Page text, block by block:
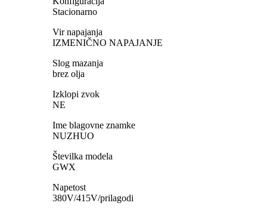
Stacionarno
Vir napajanja
IZMENIČNO NAPAJANJE
Slog mazanja
brez olja
Izklopi zvok
NE
Ime blagovne znamke
NUZHUO
Številka modela
GWX
Napetost
380V/415V/prilagodi